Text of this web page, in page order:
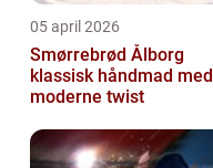
05 april 2026
Smørrebrød Ålborg
klassisk håndmad med
moderne twist